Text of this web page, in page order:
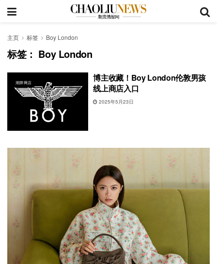
主页 标签 Boy London
标签： Boy London
潮牌网店
博主收藏！Boy London伦敦男孩
线上商店入口
2025年5月23日